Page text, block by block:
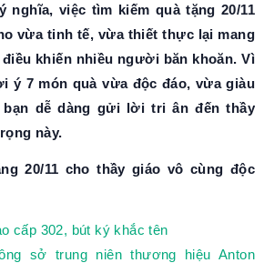
nghĩa, việc tìm kiếm quà tặng 20/11
vừa tinh tế, vừa thiết thực lại mang
khiến nhiều người băn khoăn. Vì
ý 7 món quà vừa độc đáo, vừa giàu
dễ dàng gửi lời tri ân đến thầy
này.
20/11 cho thầy giáo vô cùng độc
cấp 302, bút ký khắc tên
sở trung niên thương hiệu Anton